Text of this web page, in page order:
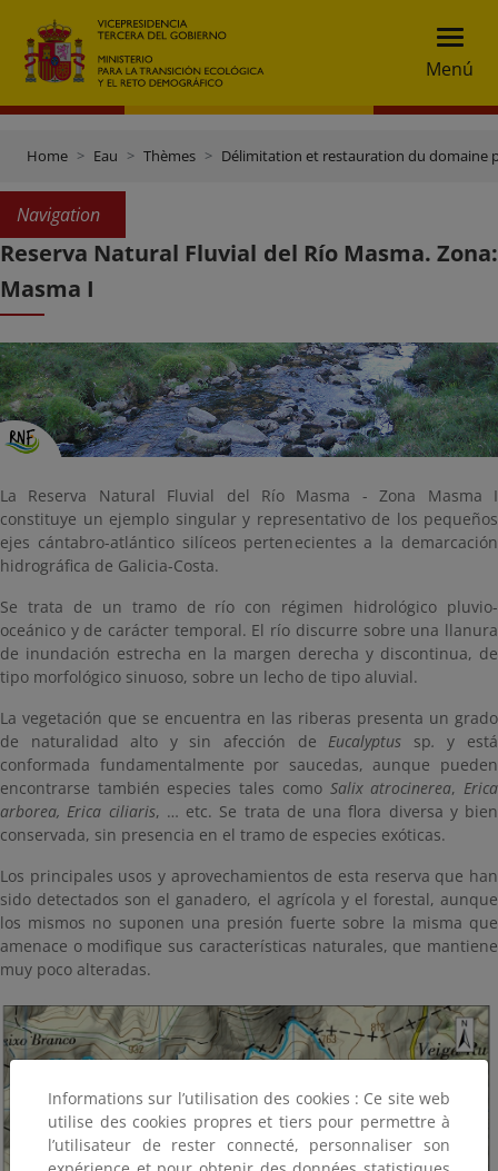
Menú
Home Eau Thèmes Délimitation et restauration du domaine
Navigation
Reserva Natural Fluvial del Río Masma. Zona:
Masma I
La Reserva Natural Fluvial del Río Masma - Zona Masma I
constituye un ejemplo singular y representativo de los pequeños
ejes cántabro-atlántico silíceos pertenecientes a la demarcación
hidrográfica de Galicia-Costa.
Se trata de un tramo de río con régimen hidrológico pluvio-
oceánico y de carácter temporal. El río discurre sobre una llanura
de inundación estrecha en la margen derecha y discontinua, de
tipo morfológico sinuoso, sobre un lecho de tipo aluvial.
La vegetación que se encuentra en las riberas presenta un grado
de naturalidad alto y sin afección de Eucalyptus sp. y está
conformada fundamentalmente por saucedas, aunque pueden
encontrarse también especies tales como Salix atrocinerea, Erica
arborea, Erica ciliaris, … etc. Se trata de una flora diversa y bien
conservada, sin presencia en el tramo de especies exóticas.
Los principales usos y aprovechamientos de esta reserva que han
sido detectados son el ganadero, el agrícola y el forestal, aunque
los mismos no suponen una presión fuerte sobre la misma que
amenace o modifique sus características naturales, que mantiene
muy poco alteradas.
Informations sur l’utilisation des cookies : Ce site web
utilise des cookies propres et tiers pour permettre à
l’utilisateur de rester connecté, personnaliser son